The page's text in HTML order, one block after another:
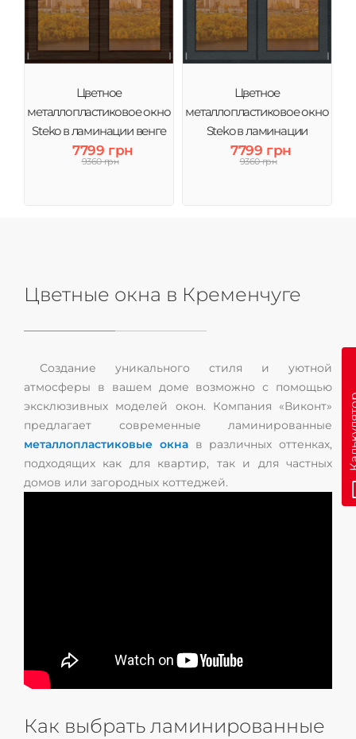
Цветное
металлопластиковое окно
Steko в ламинации венге
тонировка бронза
7799 грн
9360 грн
Цветное
металлопластиковое окно
Steko в ламинации
Антрацит тонировка
бронза
7799 грн
9360 грн
Цветные окна в Кременчуге
Создание уникального стиля и уютной
атмосферы в вашем доме возможно с помощью
эксклюзивных моделей окон. Компания «Виконт»
предлагает современные ламинированные
металлопластиковые окнав различных оттенках,
подходящих как для квартир, так и для частных
домов или загородных коттеджей.
Как выбрать ламинированные